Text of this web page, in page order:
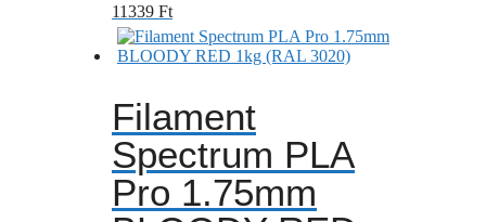
11339 Ft
Filament
Spectrum PLA
Pro 1.75mm